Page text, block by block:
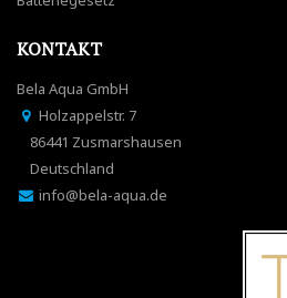
KONTAKT
Bela Aqua GmbH
Holzappelstr. 7
86441 Zusmarshausen
Deutschland
info@bela-aqua.de